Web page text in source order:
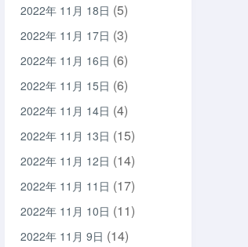
2022年 11月 18日 (5)
2022年 11月 17日 (3)
2022年 11月 16日 (6)
2022年 11月 15日 (6)
2022年 11月 14日 (4)
2022年 11月 13日 (15)
2022年 11月 12日 (14)
2022年 11月 11日 (17)
2022年 11月 10日 (11)
2022年 11月 9日 (14)